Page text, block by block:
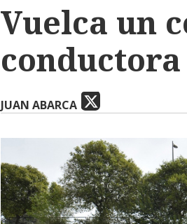
Vuelca un
JUAN ABARCA